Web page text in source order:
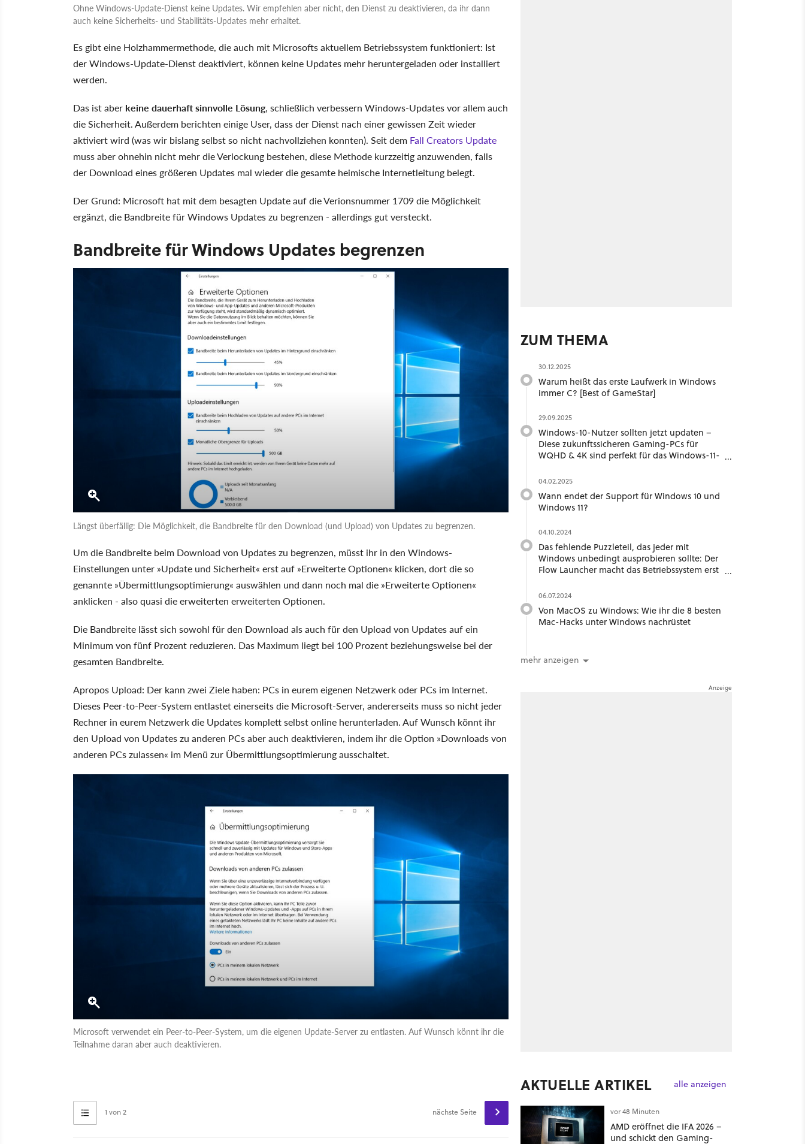
Ohne Windows-Update-Dienst keine Updates. Wir empfehlen aber nicht, den Dienst zu deaktivieren, da ihr dann
auch keine Sicherheits- und Stabilitäts-Updates mehr erhaltet.
Es gibt eine Holzhammermethode, die auch mit Microsofts aktuellem Betriebssystem funktioniert: Ist
der Windows-Update-Dienst deaktiviert, können keine Updates mehr heruntergeladen oder installiert
werden.
Das ist aber keine dauerhaft sinnvolle Lösung, schließlich verbessern Windows-Updates vor allem auch
die Sicherheit. Außerdem berichten einige User, dass der Dienst nach einer gewissen Zeit wieder
aktiviert wird (was wir bislang selbst so nicht nachvollziehen konnten). Seit dem Fall Creators Update
muss aber ohnehin nicht mehr die Verlockung bestehen, diese Methode kurzzeitig anzuwenden, falls
der Download eines größeren Updates mal wieder die gesamte heimische Internetleitung belegt.
Der Grund: Microsoft hat mit dem besagten Update auf die Verionsnummer 1709 die Möglichkeit
ergänzt, die Bandbreite für Windows Updates zu begrenzen - allerdings gut versteckt.
Bandbreite für Windows Updates begrenzen
Längst überfällig: Die Möglichkeit, die Bandbreite für den Download (und Upload) von Updates zu begrenzen.
Um die Bandbreite beim Download von Updates zu begrenzen, müsst ihr in den Windows-
Einstellungen unter »Update und Sicherheit« erst auf »Erweiterte Optionen« klicken, dort die so
genannte »Übermittlungsoptimierung« auswählen und dann noch mal die »Erweiterte Optionen«
anklicken - also quasi die erweiterten erweiterten Optionen.
Die Bandbreite lässt sich sowohl für den Download als auch für den Upload von Updates auf ein
Minimum von fünf Prozent reduzieren. Das Maximum liegt bei 100 Prozent beziehungsweise bei der
gesamten Bandbreite.
Apropos Upload: Der kann zwei Ziele haben: PCs in eurem eigenen Netzwerk oder PCs im Internet.
Dieses Peer-to-Peer-System entlastet einerseits die Microsoft-Server, andererseits muss so nicht jeder
Rechner in eurem Netzwerk die Updates komplett selbst online herunterladen. Auf Wunsch könnt ihr
den Upload von Updates zu anderen PCs aber auch deaktivieren, indem ihr die Option »Downloads von
anderen PCs zulassen« im Menü zur Übermittlungsoptimierung ausschaltet.
Microsoft verwendet ein Peer-to-Peer-System, um die eigenen Update-Server zu entlasten. Auf Wunsch könnt ihr die
Teilnahme daran aber auch deaktivieren.
1 von 2 nächste Seite
ZUM THEMA
30.12.2025
Warum heißt das erste Laufwerk in Windows
immer C? [Best of GameStar]
29.09.2025
Windows-10-Nutzer sollten jetzt updaten –
Diese zukunftssicheren Gaming-PCs für
WQHD & 4K sind perfekt für das Windows-11-
04.02.2025
Wann endet der Support für Windows 10 und
Windows 11?
04.10.2024
Das fehlende Puzzleteil, das jeder mit
Windows unbedingt ausprobieren sollte: Der
Flow Launcher macht das Betriebssystem erst
06.07.2024
Von MacOS zu Windows: Wie ihr die 8 besten
Mac-Hacks unter Windows nachrüstet
mehr anzeigen
AKTUELLE ARTIKEL alle anzeigen
vor 48 Minuten
AMD eröffnet die IFA 2026 –
und schickt den Gaming-